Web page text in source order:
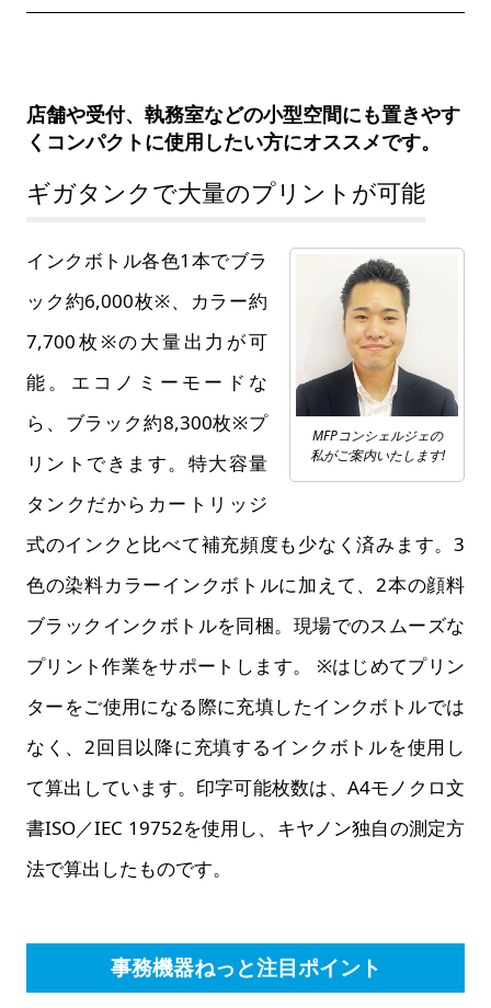
店舗や受付、執務室などの小型空間にも置きやす
くコンパクトに使用したい方にオススメです。
ギガタンクで大量のプリントが可能
MFPコンシェルジェの
私がご案内いたします!
インクボトル各色1本でブラ
ック約6,000枚※、カラー約
7,700枚※の大量出力が可
能。エコノミーモードな
ら、ブラック約8,300枚※プ
リントできます。特大容量
タンクだからカートリッジ
式のインクと比べて補充頻度も少なく済みます。3
色の染料カラーインクボトルに加えて、2本の顔料
ブラックインクボトルを同梱。現場でのスムーズな
プリント作業をサポートします。 ※はじめてプリン
ターをご使用になる際に充填したインクボトルでは
なく、2回目以降に充填するインクボトルを使用し
て算出しています。印字可能枚数は、A4モノクロ文
書ISO／IEC 19752を使用し、キヤノン独自の測定方
法で算出したものです。
事務機器ねっと注目ポイント